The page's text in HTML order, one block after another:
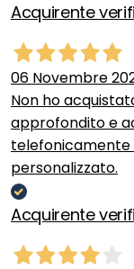
Acquirente
06 Novembre
Non ho
approfondito e
personalizzato.
Acquirente